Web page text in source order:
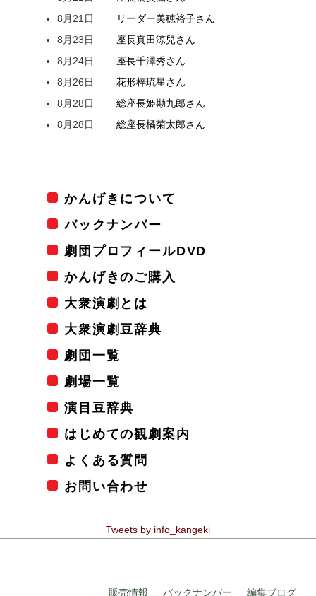
8月21日
リーダー美穂裕子さん
8月23日
座長真田涼兒さん
8月24日
座長千澤秀さん
8月26日
花形梓琉星さん
8月28日
総座長姫勘九郎さん
8月28日
総座長橘菊太郎さん
かんげきについて
バックナンバー
劇団プロフィールDVD
かんげきのご購入
大衆演劇とは
大衆演劇豆辞典
劇団一覧
劇場一覧
演目豆辞典
はじめての観劇案内
よくある質問
お問い合わせ
Tweets by info_kangeki
販売情報 バックナンバー 編集ブログ